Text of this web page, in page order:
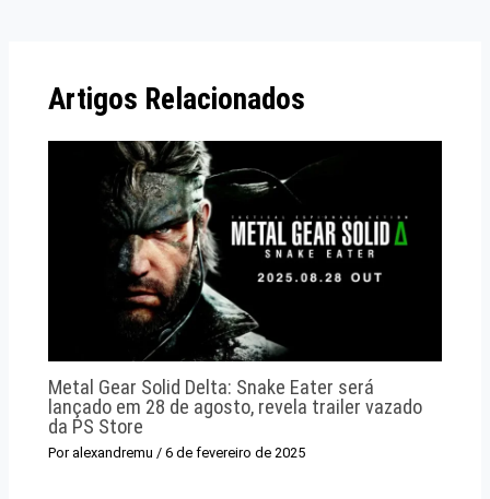
Artigos Relacionados
Metal Gear Solid Delta: Snake Eater será
lançado em 28 de agosto, revela trailer vazado
da PS Store
Por alexandremu/6 de fevereiro de 2025